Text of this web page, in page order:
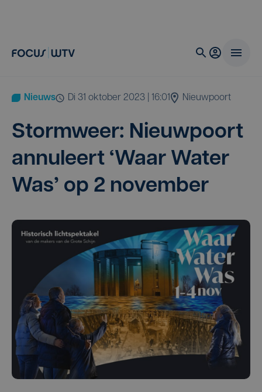
Nieuws di 31 oktober 2023 | 16:01 Nieuwpoort
Storm­weer: Nieuw­poort
annu­leert ‘Waar Water
Was’ op 2 november